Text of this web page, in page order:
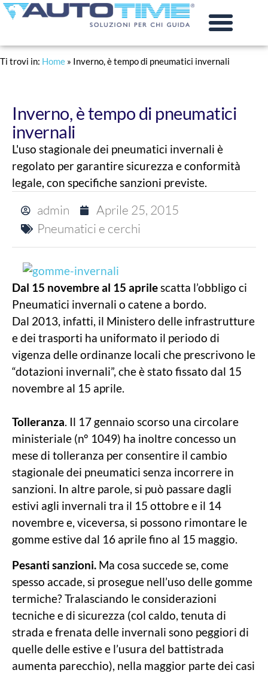
Ti trovi in: Home » Inverno, è tempo di pneumatici invernali
Inverno, è tempo di pneumatici
invernali
L'uso stagionale dei pneumatici invernali è
regolato per garantire sicurezza e conformità
legale, con specifiche sanzioni previste.
admin
Aprile 25, 2015
Pneumatici e cerchi
Dal 15 novembre al 15 aprilescatta l’obbligo ci
Pneumatici invernali o catene a bordo.
Dal 2013, infatti, il Ministero delle infrastrutture
e dei trasporti ha uniformato il periodo di
vigenza delle ordinanze locali che prescrivono le
“dotazioni invernali”, che è stato fissato dal 15
novembre al 15 aprile.
Tolleranza. Il 17 gennaio scorso una circolare
ministeriale (n° 1049) ha inoltre concesso un
mese di tolleranza per consentire il cambio
stagionale dei pneumatici senza incorrere in
sanzioni. In altre parole, si può passare dagli
estivi agli invernali tra il 15 ottobre e il 14
novembre e, viceversa, si possono rimontare le
gomme estive dal 16 aprile fino al 15 maggio.
Pesanti sanzioni. Ma cosa succede se, come
spesso accade, si prosegue nell’uso delle gomme
termiche? Tralasciando le considerazioni
tecniche e di sicurezza (col caldo, tenuta di
strada e frenata delle invernali sono peggiori di
quelle delle estive e l’usura del battistrada
aumenta parecchio), nella maggior parte dei casi